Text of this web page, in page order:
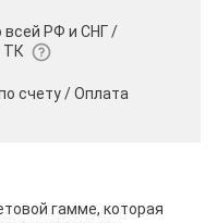
всей РФ и СНГ /
ТК
счету /Оплата
гамме, которая